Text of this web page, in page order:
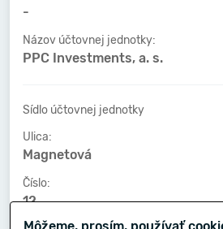
-
Názov účtovnej jednotky:
PPC Investments, a. s.
Sídlo účtovnej jednotky
Ulica:
Magnetová
Číslo:
12